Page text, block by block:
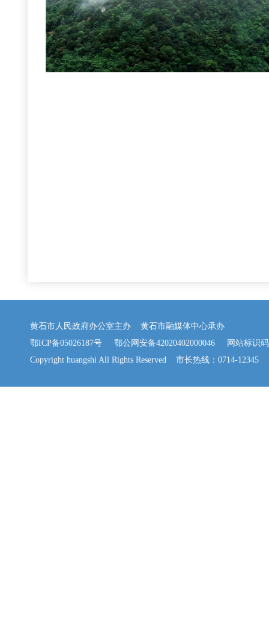
黄石市人民政府办公室主办 黄石市融媒体中心承办
鄂ICP备05026187号
鄂公网安备42020402000046 网站标识码
Copyright huangshi All Rights Reserved 市长热线：0714-12345